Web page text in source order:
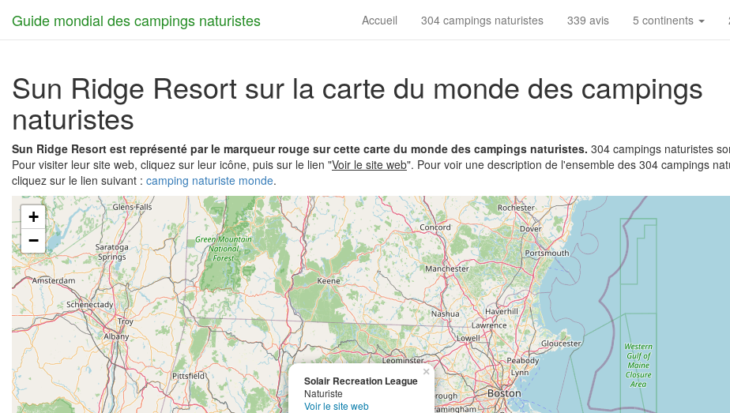
Guide mondial des campings naturistes Accueil 304 campings naturistes 339 avis 5 continents
Sun Ridge Resort sur la carte du monde des campings
naturistes
Sun Ridge Resort est représenté par le marqueur rouge sur cette carte du monde des campings naturistes. 304 campings naturistes
Pour visiter leur site web, cliquez sur leur icône, puis sur le lien "Voir le site web". Pour voir une description de l'ensemble des 304 campings
cliquez sur le lien suivant : camping naturiste monde.
Solair Recreation League
Naturiste
Voir le site web
×
+
−